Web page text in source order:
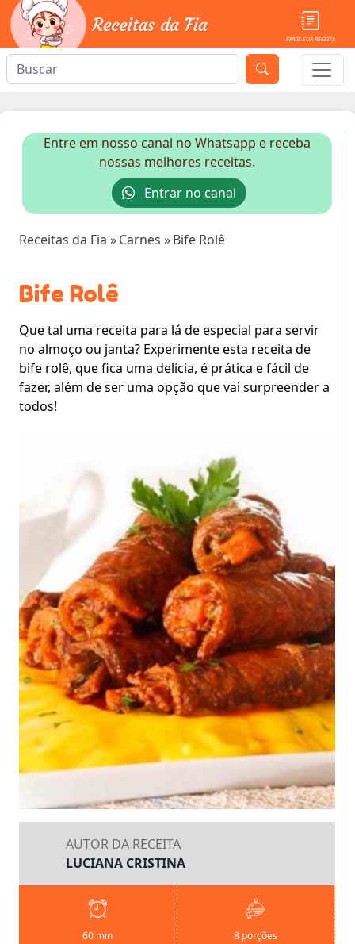
ENVIE SUA RECEITA
Entre em nosso canal no Whatsapp e receba
nossas melhores receitas.
Entrar no canal
Receitas da Fia »Carnes »Bife Rolê
Bife Rolê
Que tal uma receita para lá de especial para servir
no almoço ou janta? Experimente esta receita de
bife rolê, que fica uma delícia, é prática e fácil de
fazer, além de ser uma opção que vai surpreender a
todos!
AUTOR DA RECEITA
LUCIANA CRISTINA
60 min 8 porções